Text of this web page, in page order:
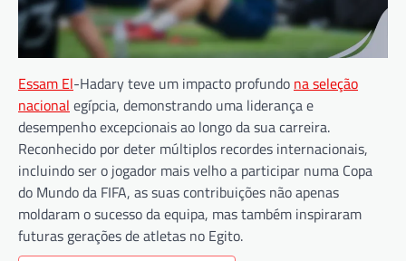
Essam El-Hadary teve um impacto profundo na seleção
nacional egípcia, demonstrando uma liderança e
desempenho excepcionais ao longo da sua carreira.
Reconhecido por deter múltiplos recordes internacionais,
incluindo ser o jogador mais velho a participar numa Copa
do Mundo da FIFA, as suas contribuições não apenas
moldaram o sucesso da equipa, mas também inspiraram
futuras gerações de atletas no Egito.